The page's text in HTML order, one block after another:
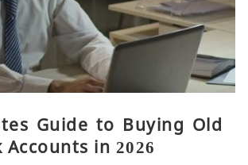
Guide to Buying Old
Accounts in 2026